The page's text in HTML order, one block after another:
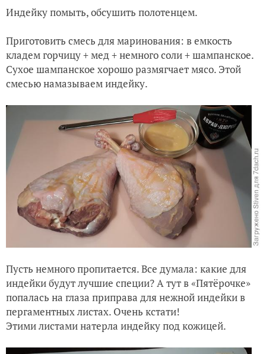
Индейку помыть, обсушить полотенцем.
Приготовить смесь для маринования: в емкость
кладем горчицу + мед + немного соли + шампанское.
Сухое шампанское хорошо размягчает мясо. Этой
смесью намазываем индейку.
Пусть немного пропитается. Все думала: какие для
индейки будут лучшие специи? А тут в «Пятёрочке»
попалась на глаза приправа для нежной индейки в
пергаментных листах. Очень кстати!
Этими листами натерла индейку под кожицей.